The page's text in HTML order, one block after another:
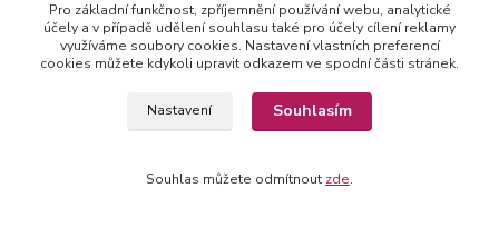
poškozené vlasy 250 ml
Pro základní funkčnost, zpříjemnění používání webu, analytické
účely a v případě udělení souhlasu také pro účely cílení reklamy
využíváme soubory cookies. Nastavení vlastních preferencí
cookies můžete kdykoli upravit odkazem ve spodní části stránek.
Nastavení Souhlasím
Souhlas můžete odmítnout zde.